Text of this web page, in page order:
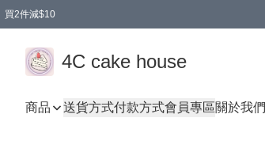
買2件減$10
4C cake house
商品 送貨方式付款方式會員專區關於我們